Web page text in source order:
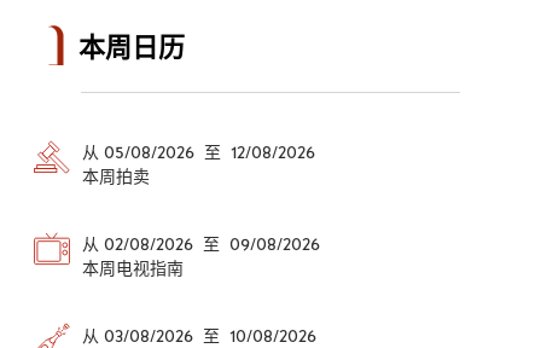
本周日历
从 05/08/2026 至 12/08/2026
本周拍卖
从 02/08/2026 至 09/08/2026
本周电视指南
从 03/08/2026 至 10/08/2026